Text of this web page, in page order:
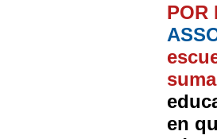
POR
en